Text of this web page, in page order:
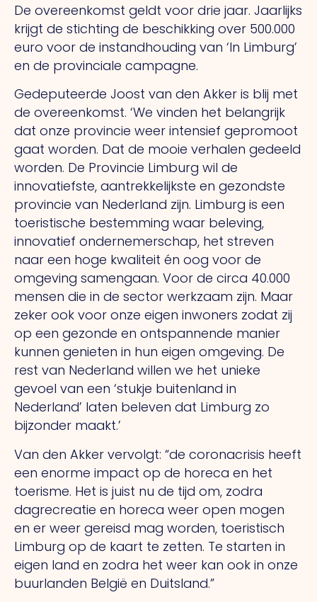
De overeenkomst geldt voor drie jaar. Jaarlijks
krijgt de stichting de beschikking over 500.000
euro voor de instandhouding van ‘In Limburg’
en de provinciale campagne.
Gedeputeerde Joost van den Akker is blij met
de overeenkomst. ‘We vinden het belangrijk
dat onze provincie weer intensief gepromoot
gaat worden. Dat de mooie verhalen gedeeld
worden. De Provincie Limburg wil de
innovatiefste, aantrekkelijkste en gezondste
provincie van Nederland zijn. Limburg is een
toeristische bestemming waar beleving,
innovatief ondernemerschap, het streven
naar een hoge kwaliteit én oog voor de
omgeving samengaan. Voor de circa 40.000
mensen die in de sector werkzaam zijn. Maar
zeker ook voor onze eigen inwoners zodat zij
op een gezonde en ontspannende manier
kunnen genieten in hun eigen omgeving. De
rest van Nederland willen we het unieke
gevoel van een ‘stukje buitenland in
Nederland’ laten beleven dat Limburg zo
bijzonder maakt.’
Van den Akker vervolgt: “de coronacrisis heeft
een enorme impact op de horeca en het
toerisme. Het is juist nu de tijd om, zodra
dagrecreatie en horeca weer open mogen
en er weer gereisd mag worden, toeristisch
Limburg op de kaart te zetten. Te starten in
eigen land en zodra het weer kan ook in onze
buurlanden België en Duitsland.”